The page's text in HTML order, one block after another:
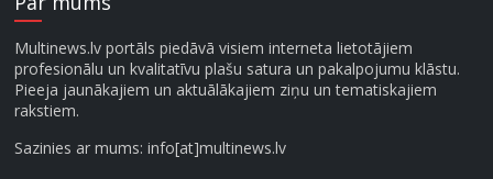
Multinews.lv portāls piedāvā visiem interneta lietotājiem
profesionālu un kvalitatīvu plašu satura un pakalpojumu klāstu.
Pieeja jaunākajiem un aktuālākajiem ziņu un tematiskajiem
rakstiem.
Sazinies ar mums: info[at]multinews.lv